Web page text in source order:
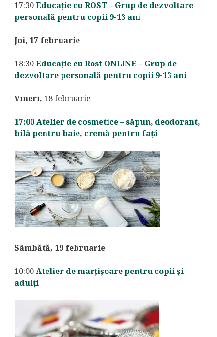
17:30Educație cu ROST – Grup de dezvoltare
personală pentru copii 9-13 ani
Joi, 17 februarie
18:30Educație cu Rost ONLINE – Grup de
dezvoltare personală pentru copii 9-13 ani
Vineri, 18 februarie
17:00 Atelier de cosmetice – săpun, deodorant,
bilă pentru baie, cremă pentru față
Sâmbătă, 19 februarie
10:00Atelier de marțișoare pentru copii și
adulți